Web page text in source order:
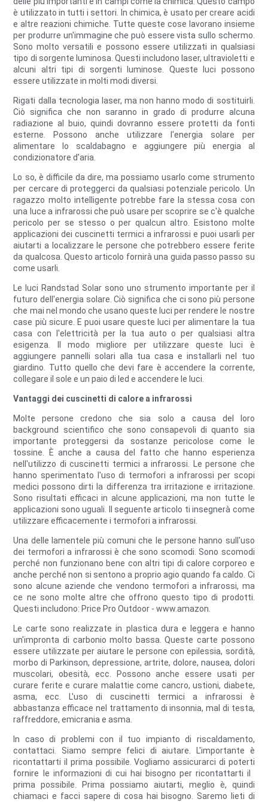
è utilizzato in tutti i settori. In chimica, è usato per creare acidi
e altre reazioni chimiche. Tutte queste cose lavorano insieme
per produrre un'immagine che può essere vista sullo schermo.
Sono molto versatili e possono essere utilizzati in qualsiasi
tipo di sorgente luminosa. Questi includono laser, ultravioletti e
alcuni altri tipi di sorgenti luminose. Queste luci possono
essere utilizzate in molti modi diversi.
Rigati dalla tecnologia laser, ma non hanno modo di sostituirli.
Ciò significa che non saranno in grado di produrre alcuna
radiazione al buio, quindi dovranno essere protetti da fonti
esterne. Possono anche utilizzare l'energia solare per
alimentare lo scaldabagno e aggiungere più energia al
condizionatore d'aria.
Lo so, è difficile da dire, ma possiamo usarlo come strumento
per cercare di proteggerci da qualsiasi potenziale pericolo. Un
ragazzo molto intelligente potrebbe fare la stessa cosa con
una luce a infrarossi che può usare per scoprire se c'è qualche
pericolo per se stesso o per qualcun altro. Esistono molte
applicazioni dei cuscinetti termici a infrarossi e puoi usarli per
aiutarti a localizzare le persone che potrebbero essere ferite
da qualcosa. Questo articolo fornirà una guida passo passo su
come usarli.
Le luci Randstad Solar sono uno strumento importante per il
futuro dell'energia solare. Ciò significa che ci sono più persone
che mai nel mondo che usano queste luci per rendere le nostre
case più sicure. E puoi usare queste luci per alimentare la tua
casa con l'elettricità per la tua auto o per qualsiasi altra
esigenza. Il modo migliore per utilizzare queste luci è
aggiungere pannelli solari alla tua casa e installarli nel tuo
giardino. Tutto quello che devi fare è accendere la corrente,
collegare il sole e un paio di led e accendere le luci.
Vantaggi dei cuscinetti di calore a infrarossi
Molte persone credono che sia solo a causa del loro
background scientifico che sono consapevoli di quanto sia
importante proteggersi da sostanze pericolose come le
tossine. È anche a causa del fatto che hanno esperienza
nell'utilizzo di cuscinetti termici a infrarossi. Le persone che
hanno sperimentato l'uso di termofori a infrarossi per scopi
medici possono dirti la differenza tra irritazione e irritazione.
Sono risultati efficaci in alcune applicazioni, ma non tutte le
applicazioni sono uguali. Il seguente articolo ti insegnerà come
utilizzare efficacemente i termofori a infrarossi.
Una delle lamentele più comuni che le persone hanno sull'uso
dei termofori a infrarossi è che sono scomodi. Sono scomodi
perché non funzionano bene con altri tipi di calore corporeo e
anche perché non si sentono a proprio agio quando fa caldo. Ci
sono alcune aziende che vendono termofori a infrarossi, ma
ce ne sono molte altre che offrono questo tipo di prodotti.
Questi includono: Price Pro Outdoor - www.amazon.
Le carte sono realizzate in plastica dura e leggera e hanno
un'impronta di carbonio molto bassa. Queste carte possono
essere utilizzate per aiutare le persone con epilessia, sordità,
morbo di Parkinson, depressione, artrite, dolore, nausea, dolori
muscolari, obesità, ecc. Possono anche essere usati per
curare ferite e curare malattie come cancro, ustioni, diabete,
asma, ecc. L'uso di cuscinetti termici a infrarossi è
abbastanza efficace nel trattamento di insonnia, mal di testa,
raffreddore, emicrania e asma.
In caso di problemi con il tuo impianto di riscaldamento,
contattaci. Siamo sempre felici di aiutare. L'importante è
ricontattarti il ​​prima possibile. Vogliamo assicurarci di poterti
fornire le informazioni di cui hai bisogno per ricontattarti il ​​
prima possibile. Prima possiamo aiutarti, meglio è, quindi
chiamaci e facci sapere di cosa hai bisogno. Saremo lieti di